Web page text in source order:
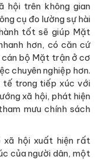
hội trên không gian
cụ đo lường sự hài
tốt sẽ giúp Mặt
hơn, có căn cứ
cán bộ Mặt trận ở cơ
chuyên nghiệp hơn.
tế trong tiếp xúc với
xã hội, phát hiện
mưu chính sách
xã hội xuất hiện rất
của người dân, một